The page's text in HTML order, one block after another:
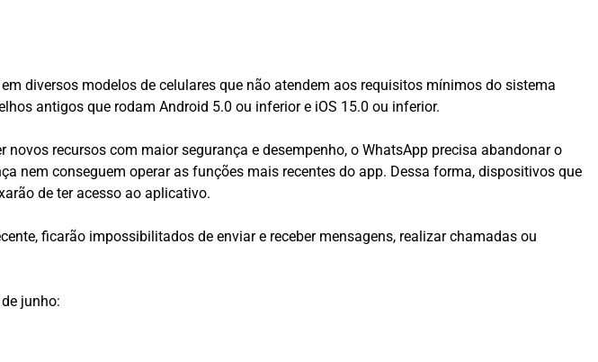
diversos modelos de celulares que não atendem aos requisitos mínimos do sistema
antigos que rodam Android 5.0 ou inferior e iOS 15.0 ou inferior.
recursos com maior segurança e desempenho, o WhatsApp precisa abandonar o
nem conseguem operar as funções mais recentes do app. Dessa forma, dispositivos que
de ter acesso ao aplicativo.
ficarão impossibilitados de enviar e receber mensagens, realizar chamadas ou
junho: